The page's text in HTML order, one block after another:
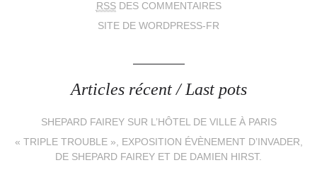
RSSDES COMMENTAIRES
SITE DE WORDPRESS-FR
Articles récent / Last pots
SHEPARD FAIREY SUR L’HÔTEL DE VILLE À PARIS
« TRIPLE TROUBLE », EXPOSITION ÉVÈNEMENT D’INVADER,
DE SHEPARD FAIREY ET DE DAMIEN HIRST.